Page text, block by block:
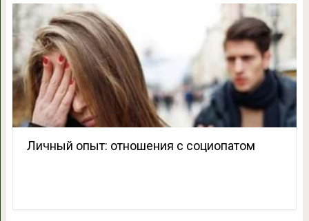
Личный опыт: отношения с социопатом